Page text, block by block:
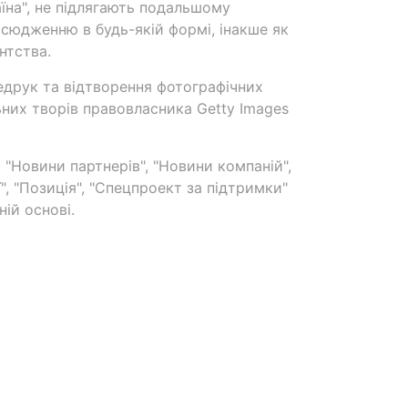
не підлягають подальшому
в будь-якій формі, інакше як
та відтворення фотографічних
творів правовласника Getty Images
партнерів", "Новини компаній",
"Позиція", "Спецпроект за підтримки"
основі.